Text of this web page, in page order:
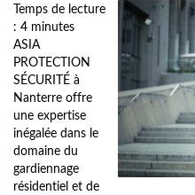
Temps de lecture
: 4 minutes
ASIA
PROTECTION
SÉCURITÉ à
Nanterre offre
une expertise
inégalée dans le
domaine du
gardiennage
résidentiel et de